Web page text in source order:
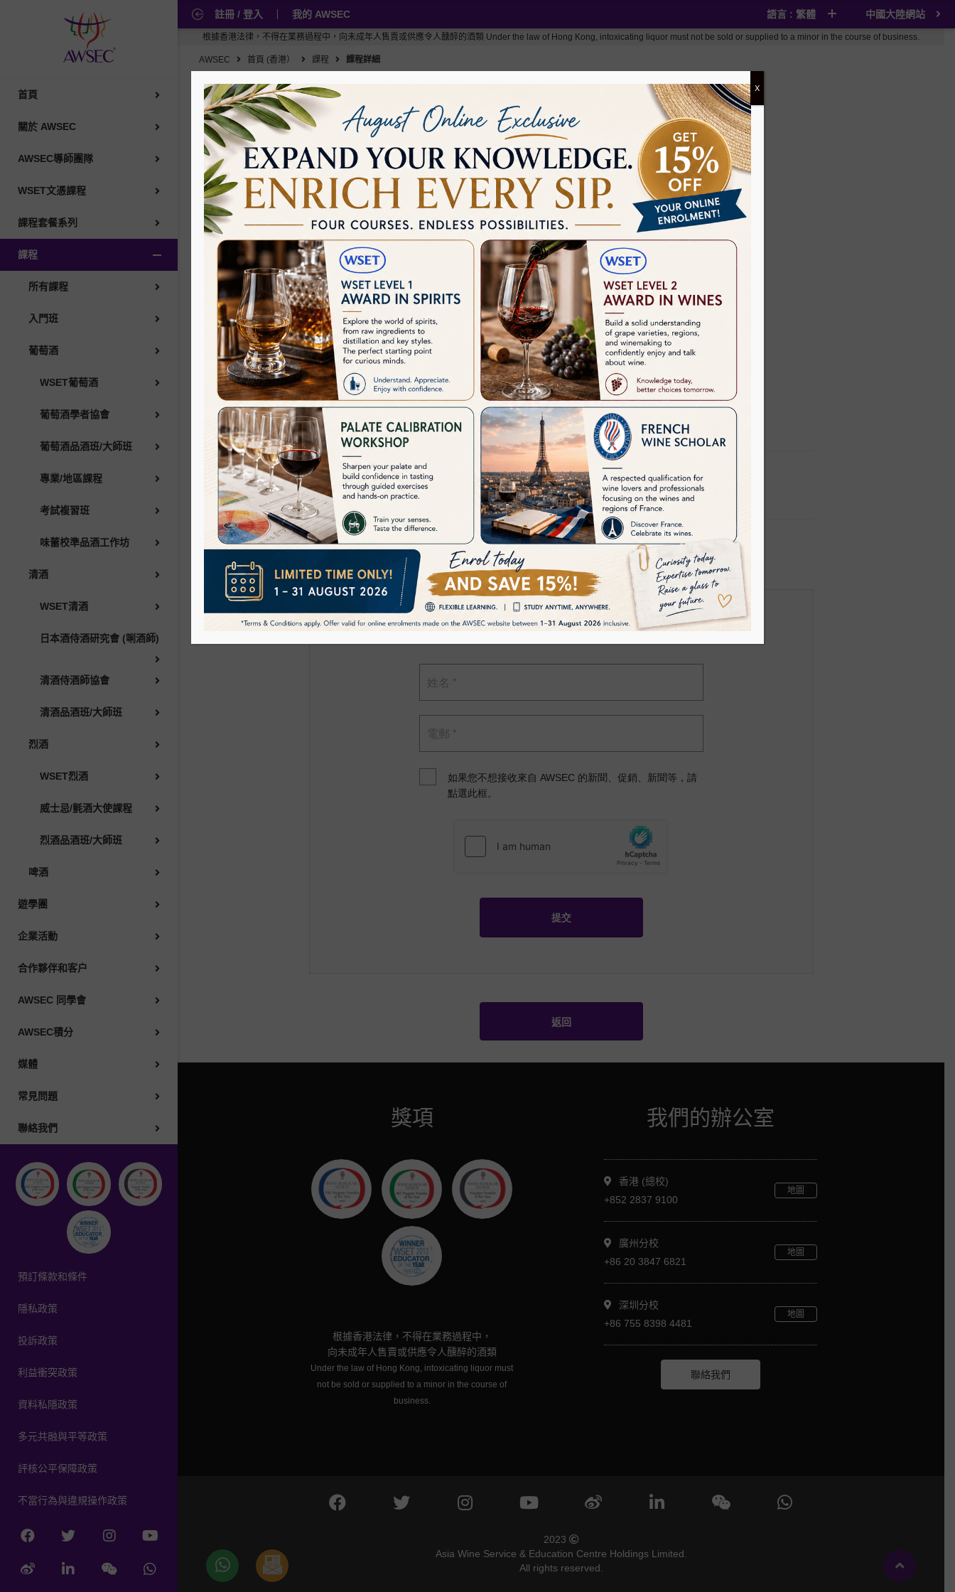
首頁
關於 AWSEC
AWSEC導師團隊
WSET文憑課程
課程套餐系列
課程
所有課程
入門班
葡萄酒
WSET葡萄酒
葡萄酒學者協會
葡萄酒品酒班/大師班
專業/地區課程
考試複習班
味蕾校準品酒工作坊
清酒
WSET清酒
日本酒侍酒研究會 (唎酒師)
清酒侍酒師協會
清酒品酒班/大師班
烈酒
WSET烈酒
威士忌/氈酒大使課程
烈酒品酒班/大師班
啤酒
遊學團
企業活動
合作夥伴和客户
AWSEC 同學會
AWSEC積分
媒體
常見問題
聯絡我們
預訂條款和條件
隱私政策
投訴政策
利益衝突政策
資料私隱政策
多元共融與平等政策
評核公平保障政策
不當行為與違規操作政策
註冊 / 登入 我的 AWSEC 語言 : 繁體 中國大陸網站
WSET葡萄酒
葡萄酒學者協會
考試複習班
WSET清酒
清酒品酒班/大師班
威士忌/氈酒大使課程
企業活動
AWSEC積分
聯絡我們
預訂條款和條件
隱私政策
資料私隱政策
多元共融與平等政策
不當行為與違規操作政策
根據香港法律，不得在業務過程中，向未成年人售賣或供應令人醺醉的酒類 Under the law of Hong Kong, intoxicating liquor must not be sold or supplied to a minor in the course of business.
AWSEC 首頁 (香港） 課程 課程詳細
葡萄酒
WSET四級葡萄酒文憑課程 第二學年
HKD$5,650.60
授課時間
課程 / 遊學團時間表即將公佈。
歡迎於下方填寫個人資料，讓我們通知您最新課程 / 遊學團時間表。
如果您不想接收來自 AWSEC 的新聞、促銷、新聞等，請
點選此框。
返回
獎項
根據香港法律，不得在業務過程中，
向未成年人售賣或供應令人醺醉的酒類
Under the law of Hong Kong, intoxicating liquor must
not be sold or supplied to a minor in the course of
business.
我們的辦公室
香港 (總校)
+852 2837 9100
地圖
廣州分校
+86 20 3847 6821
地圖
深圳分校
+86 755 8398 4481
地圖
聯絡我們
2023
Asia Wine Service & Education Centre Holdings Limited.
All rights reserved.
X